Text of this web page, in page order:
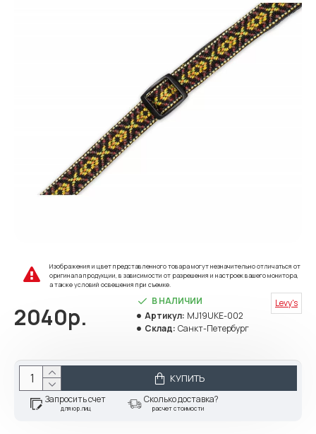
Изображения и цвет представленного товара могут незначительно отличаться от
оригинала продукции, в зависимости от разрешения и настроек вашего монитора,
а также условий освещения при съемке.
2040р.
В НАЛИЧИИ
Артикул: MJ19UKE-002
Склад: Санкт-Петербург
Levy's
КУПИТЬ
Запросить счет
для юр.лиц
Сколько доставка?
расчет стоимости